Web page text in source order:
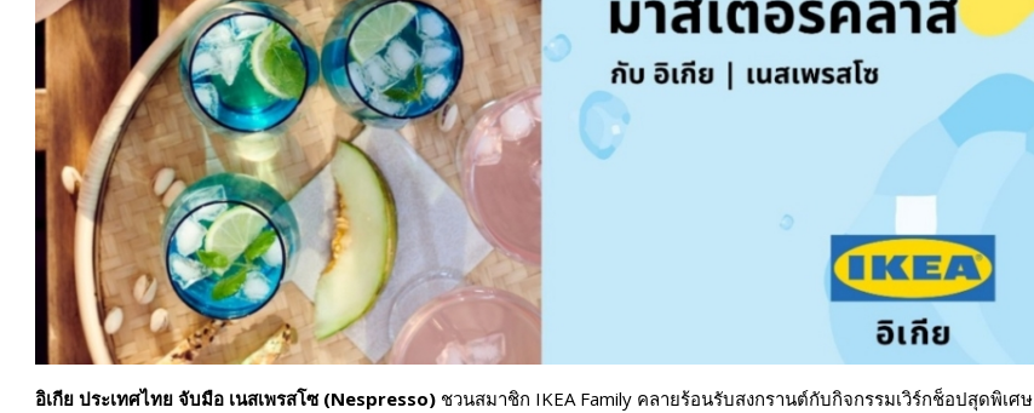
อิเกีย ประเทศไทย จับมือ เนสเพรสโซ (Nespresso) ชวนสมาชิก IKEA Family คลายร้อนรับสงกรานต์กับกิจกรรมเวิร์กช็อปสุดพิเศษ